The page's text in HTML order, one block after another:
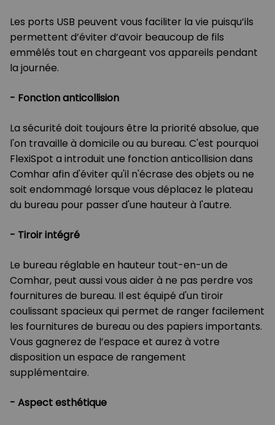
Les ports USB peuvent vous faciliter la vie puisqu’ils
permettent d’éviter d’avoir beaucoup de fils
emmêlés tout en chargeant vos appareils pendant
la journée.
- Fonction anticollision
La sécurité doit toujours être la priorité absolue, que
l'on travaille à domicile ou au bureau. C'est pourquoi
FlexiSpot a introduit une fonction anticollision dans
Comhar afin d'éviter qu'il n'écrase des objets ou ne
soit endommagé lorsque vous déplacez le plateau
du bureau pour passer d'une hauteur à l'autre.
- Tiroir intégré
Le bureau réglable en hauteur tout-en-un de
Comhar, peut aussi vous aider à ne pas perdre vos
fournitures de bureau. Il est équipé d'un tiroir
coulissant spacieux qui permet de ranger facilement
les fournitures de bureau ou des papiers importants.
Vous gagnerez de l’espace et aurez à votre
disposition un espace de rangement
supplémentaire.
- Aspect esthétique